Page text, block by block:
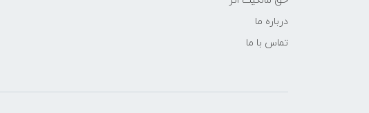
درباره ما
تماس با ما